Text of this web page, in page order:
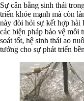
Sự cân bằng sinh thái
triển khỏe mạnh mà còn
này đòi hỏi sự kết hợp hài
các biện pháp bảo vệ
soát tốt, hệ sinh thái ao
tưởng cho sự phát triển